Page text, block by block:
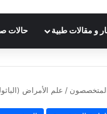
و مقالات طبية حالات
/ علم الأمراض